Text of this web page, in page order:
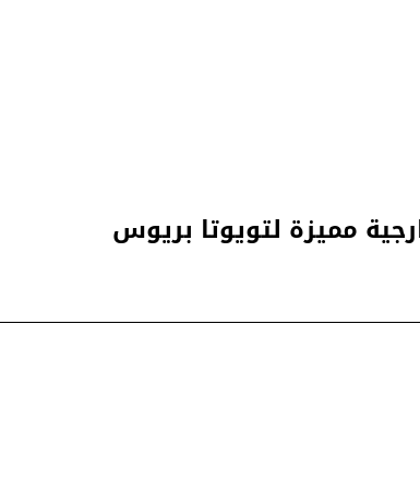
مميزة لتويوتا بريوس